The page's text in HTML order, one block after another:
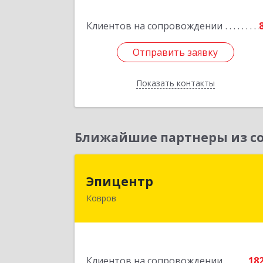
Клиентов на сопровождении
Отправить заявку
Показать контакты
Отправить заявку
Назад
Ближайшие партнеры из
Эпицентр
Ковров
601900, Владимирская обл, Ковров г,